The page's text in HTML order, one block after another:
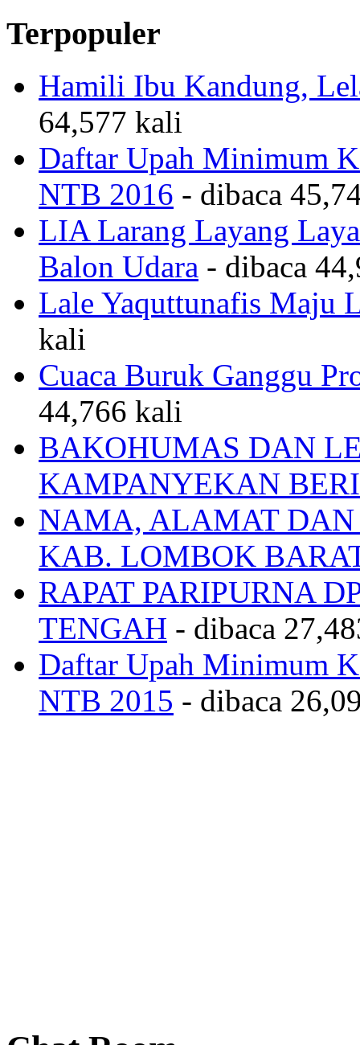
Terpopuler
Hamili Ibu Kandung,
64,577 kali
Daftar Upah Minimum
NTB 2016 - dibaca
LIA Larang Layang
Balon Udara - dibaca
Lale Yaquttunafis Maju
kali
Cuaca Buruk Ganggu
44,766 kali
BAKOHUMAS DAN
KAMPANYEKAN
NAMA, ALAMAT DAN
KAB. LOMBOK
RAPAT PARIPURNA
TENGAH - dibaca
Daftar Upah Minimum
NTB 2015 - dibaca